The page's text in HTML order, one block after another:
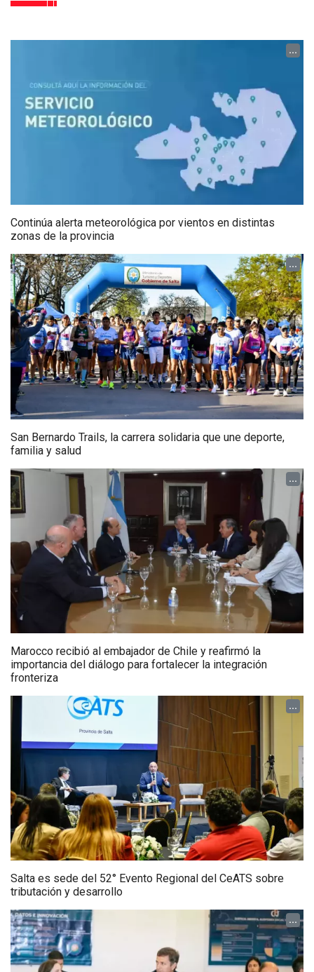
...
Continúa alerta meteorológica por vientos en distintas
zonas de la provincia
...
San Bernardo Trails, la carrera solidaria que une deporte,
familia y salud
...
Marocco recibió al embajador de Chile y reafirmó la
importancia del diálogo para fortalecer la integración
fronteriza
...
Salta es sede del 52° Evento Regional del CeATS sobre
tributación y desarrollo
...